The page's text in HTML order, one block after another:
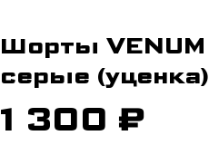
Шорты VENUM
серые (уценка)
1 300 ₽